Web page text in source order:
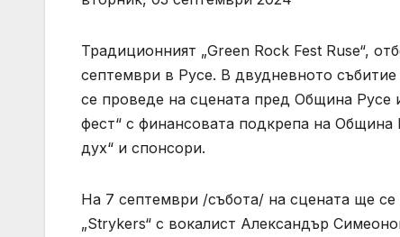
Традиционният „Green Rock Fest Ruse“,
септември в Русе. В двудневното
се проведе на сцената пред Община Русе
фест“ с финансовата подкрепа на
дух“ и спонсори.
На 7 септември /събота/ на сцената ще се
„Strykers“ с вокалист Александър